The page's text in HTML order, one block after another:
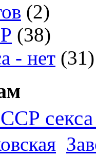
(2)
(38)
- нет (31)
секса